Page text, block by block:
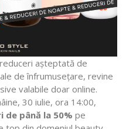
așteptată de
de înfrumusețare, revine
valabile doar online.
30 iulie, ora 14:00,
de până la 50% pe